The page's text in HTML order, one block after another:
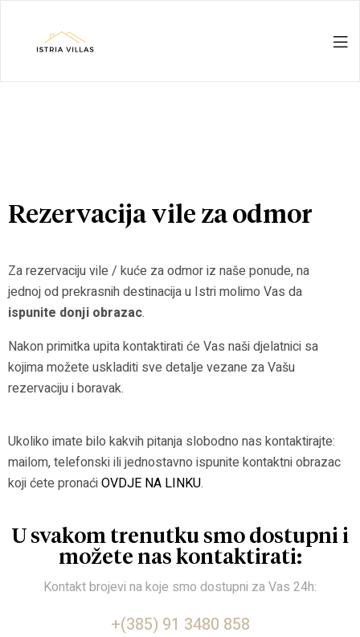
rent
for
sale
Rezervacija vile za odmor
Za rezervaciju vile / kuće za odmor iz naše ponude, na
jednoj od prekrasnih destinacija u Istri molimo Vas da
ispunite donji obrazac.
Nakon primitka upita kontaktirati će Vas naši djelatnici sa
kojima možete uskladiti sve detalje vezane za Vašu
rezervaciju i boravak.
Ukoliko imate bilo kakvih pitanja slobodno nas kontaktirajte:
mailom, telefonski ili jednostavno ispunite kontaktni obrazac
koji ćete pronaćiOVDJE NA LINKU.
U svakom trenutku smo dostupni i
možete nas kontaktirati:
Kontakt brojevi na koje smo dostupni za Vas 24h:
+(385) 91 3480 858